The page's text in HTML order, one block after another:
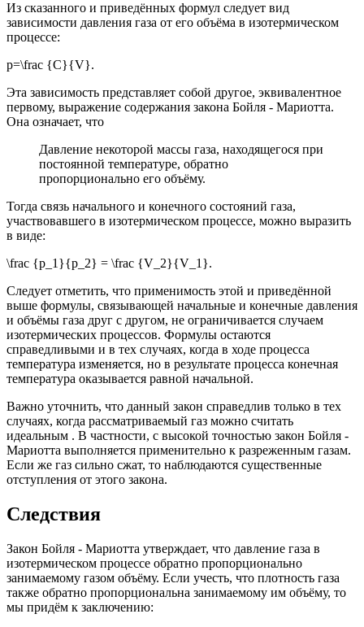
Из сказанного и приведённых формул следует вид
зависимости давления газа от его объёма в изотермическом
процессе:
p=\frac {C}{V}.
Эта зависимость представляет собой другое, эквивалентное
первому, выражение содержания закона Бойля - Мариотта.
Она означает, что
Давление некоторой массы газа, находящегося при
постоянной температуре, обратно
пропорционально его объёму.
Тогда связь начального и конечного состояний газа,
участвовавшего в изотермическом процессе, можно выразить
в виде:
\frac {p_1}{p_2} = \frac {V_2}{V_1}.
Следует отметить, что применимость этой и приведённой
выше формулы, связывающей начальные и конечные давления
и объёмы газа друг с другом, не ограничивается случаем
изотермических процессов. Формулы остаются
справедливыми и в тех случаях, когда в ходе процесса
температура изменяется, но в результате процесса конечная
температура оказывается равной начальной.
Важно уточнить, что данный закон справедлив только в тех
случаях, когда рассматриваемый газ можно считать
идеальным . В частности, с высокой точностью закон Бойля -
Мариотта выполняется применительно к разреженным газам.
Если же газ сильно сжат, то наблюдаются существенные
отступления от этого закона.
Следствия
Закон Бойля - Мариотта утверждает, что давление газа в
изотермическом процессе обратно пропорционально
занимаемому газом объёму. Если учесть, что плотность газа
также обратно пропорциональна занимаемому им объёму, то
мы придём к заключению: